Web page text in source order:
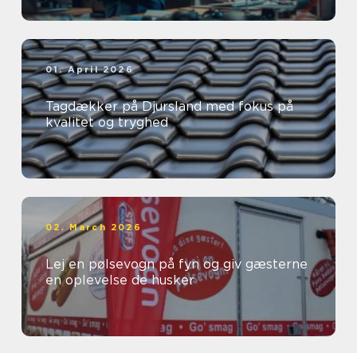
01. April 2026
Tagdækker på Djursland med fokus på
kvalitet og tryghed
02. March 2026
Lej en pølsevogn på fyn og giv gæsterne
en oplevelse de husker